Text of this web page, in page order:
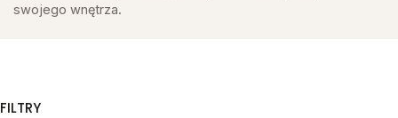
swojego wnętrza.
FILTRY